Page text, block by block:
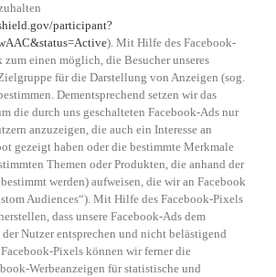
participant?
). Mit Hilfe des Facebook-
zum einen möglich, die Besucher unseres
für die Darstellung von Anzeigen (sog.
Dementsprechend setzen wir das
die durch uns geschalteten Facebook-Ads nur
anzuzeigen, die auch ein Interesse an
gezeigt haben oder die bestimmte Merkmale
Themen oder Produkten, die anhand der
werden) aufweisen, die wir an Facebook
Audiences“). Mit Hilfe des Facebook-Pixels
dass unsere Facebook-Ads dem
Nutzer entsprechen und nicht belästigend
Pixels können wir ferner die
Werbeanzeigen für statistische und